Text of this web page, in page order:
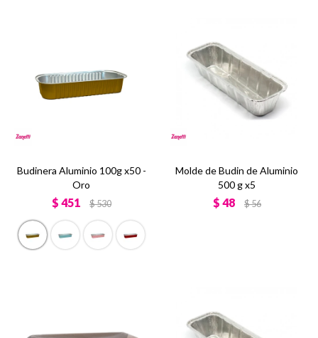
Budinera Aluminio 100g x50 -
Oro
$ 451 $530
Molde de Budin de Aluminio
500 g x5
$ 48 $56